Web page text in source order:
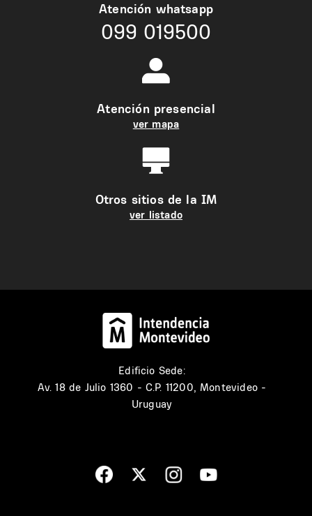
Atención whatsapp
099 019500
Atención presencial
ver mapa
Otros sitios de la IM
ver listado
Edificio Sede:
Av. 18 de Julio 1360 - C.P. 11200, Montevideo -
Uruguay